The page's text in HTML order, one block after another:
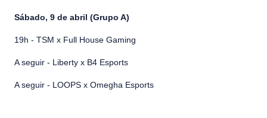
Sábado, 9 de abril (Grupo A)
19h - TSM x Full House Gaming
A seguir - Liberty x B4 Esports
A seguir - LOOPS x Omegha Esports